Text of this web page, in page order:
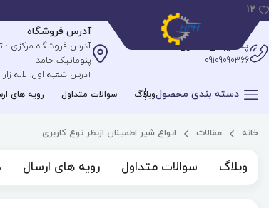
پشتیبانی آنلاین
09109090366
آدرس فروشگاه
پنوماتیک حامد
آدرس شعبه اول: لاله زار
دسته بندی محصولوبلاگ سوالات متداول رویه های
خانه مقالات انواع شیر اطمینان ازنظر نوع کاربری
وبلاگ سوالات متداول رویه های ارسال
12